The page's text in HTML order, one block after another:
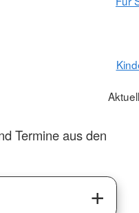
Termine aus den